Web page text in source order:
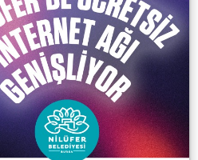
Mustafa Bozbey,
AKP Nilüfer İlçe
iddialarına yanıt verdi.